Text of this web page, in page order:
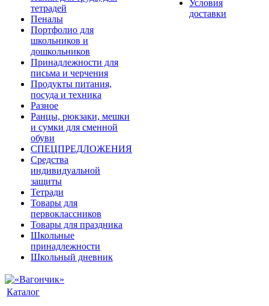
тетрадей
Пеналы
Портфолио для
школьников и
дошкольников
Принадлежности для
письма и черчения
Продукты питания,
посуда и техника
Разное
Ранцы, рюкзаки, мешки
и сумки для сменной
обуви
СПЕЦПРЕДЛОЖЕНИЯ
Средства
индивидуальной
защиты
Тетради
Товары для
первоклассников
Товары для праздника
Школьные
принадлежности
Школьный дневник
Условия
доставки
Каталог